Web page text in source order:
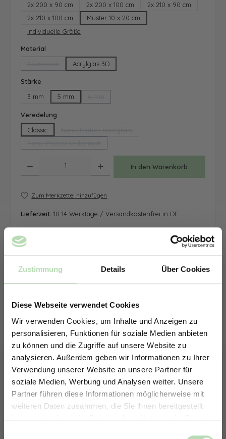
Zustimmung Details Über Cookies
Diese Webseite verwendet Cookies
Wir verwenden Cookies, um Inhalte und Anzeigen zu
personalisieren, Funktionen für soziale Medien anbieten
zu können und die Zugriffe auf unsere Website zu
analysieren. Außerdem geben wir Informationen zu Ihrer
Verwendung unserer Website an unsere Partner für
soziale Medien, Werbung und Analysen weiter. Unsere
Partner führen diese Informationen möglicherweise mit
weiteren Daten zusammen, die Sie ihnen bereitgestellt
haben oder die sie im Rahmen Ihrer Nutzung der Dienste
2x 200 x 90 cm
2x 200 x 100 cm
2x 210 x 90 cm
2x 210 x 100 cm
Muster 10 x 20 cm
Individuelle Größe
Material
(Diese Option ist zurzeit nicht verfügbar.)
Acrylglas 3D
Stärke
3 mm
5 mm
Veredelung
Classic
In den Warenkorb
Zum Merkzettel hinzufügen
Lieferzeit: 10-14 Werktage / Versandkostenfrei in DE
ERHALTE 5% RABATT AUF
DEINE RÜCKWÄNDE